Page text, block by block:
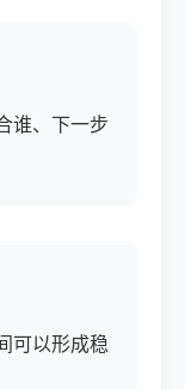
谁、下一步
可以形成稳